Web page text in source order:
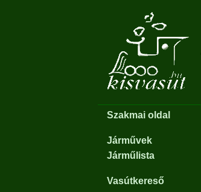
Szakmai oldal
Járművek
Járműlista
Vasútkereső